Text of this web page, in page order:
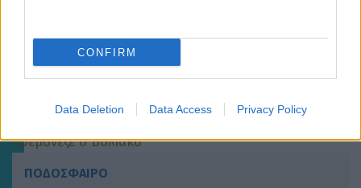
CONFIRM
Data Deletion Data Access Privacy Policy
Έχουν «φύγει» 3.000 εισιτήρια από τον ΟΦΗ για το
ΠΟΔΟΣΦΑΙΡΟ